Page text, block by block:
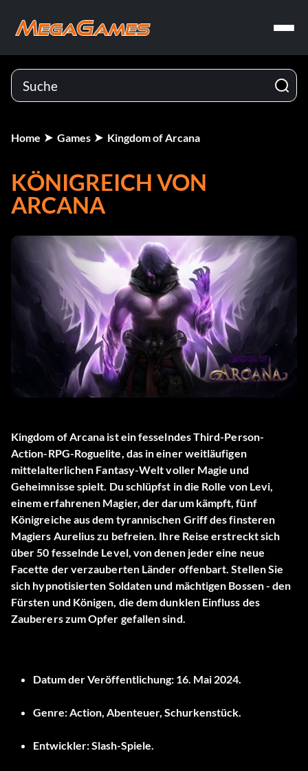
Home Games Kingdom of Arcana
KÖNIGREICH VON
ARCANA
Kingdom of Arcana ist ein fesselndes Third-Person-
Action-RPG-Roguelite, das in einer weitläufigen
mittelalterlichen Fantasy-Welt voller Magie und
Geheimnisse spielt. Du schlüpfst in die Rolle von Levi,
einem erfahrenen Magier, der darum kämpft, fünf
Königreiche aus dem tyrannischen Griff des finsteren
Magiers Aurelius zu befreien. Ihre Reise erstreckt sich
über 50 fesselnde Level, von denen jeder eine neue
Facette der verzauberten Länder offenbart. Stellen Sie
sich hypnotisierten Soldaten und mächtigen Bossen - den
Fürsten und Königen, die dem dunklen Einfluss des
Zauberers zum Opfer gefallen sind.
Datum der Veröffentlichung: 16. Mai 2024.
Genre:Action, Abenteuer, Schurkenstück.
Entwickler:Slash-Spiele.